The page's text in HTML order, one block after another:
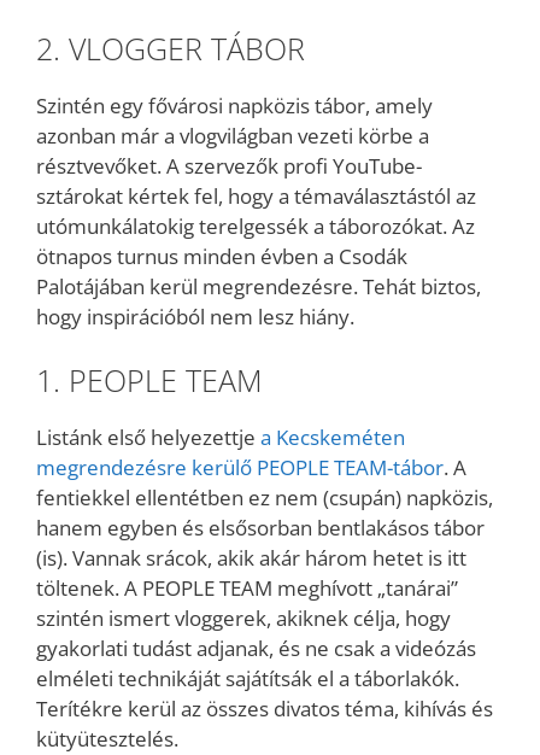
2. VLOGGER TÁBOR
Szintén egy fővárosi napközis tábor, amely
azonban már a vlogvilágban vezeti körbe a
résztvevőket. A szervezők profi YouTube-
sztárokat kértek fel, hogy a témaválasztástól az
utómunkálatokig terelgessék a táborozókat. Az
ötnapos turnus minden évben a Csodák
Palotájában kerül megrendezésre. Tehát biztos,
hogy inspirációból nem lesz hiány.
1. PEOPLE TEAM
Listánk első helyezettje a Kecskeméten
megrendezésre kerülő PEOPLE TEAM-tábor. A
fentiekkel ellentétben ez nem (csupán) napközis,
hanem egyben és elsősorban bentlakásos tábor
(is). Vannak srácok, akik akár három hetet is itt
töltenek. A PEOPLE TEAM meghívott „tanárai”
szintén ismert vloggerek, akiknek célja, hogy
gyakorlati tudást adjanak, és ne csak a videózás
elméleti technikáját sajátítsák el a táborlakók.
Terítékre kerül az összes divatos téma, kihívás és
kütyütesztelés.